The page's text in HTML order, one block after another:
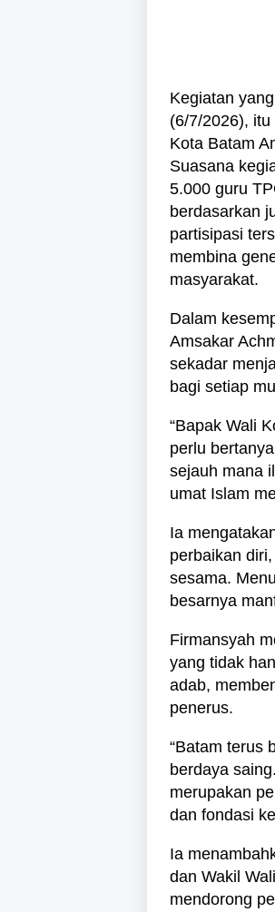
Kegiatan
(6/7/2026),
Kota Batam
Suasana
5.000 guru
berdasarkan
partisipasi
membina
masyarakat.
Dalam
Amsakar
sekadar
bagi setiap
“Bapak Wali
perlu
sejauh mana
umat Islam
Ia
perbaikan
sesama.
besarnya
Firmansyah
yang tidak
adab,
penerus.
“Batam terus
berdaya
merupakan
dan fondasi
Ia
dan Wakil
mendorong